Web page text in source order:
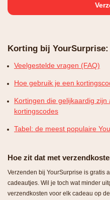
Korting bij
Veelgestelde vragen (FAQ)
Hoe gebruik je een
Kortingen die gelijkaardig zijn
kortingscodes
Tabel: de meest populaire
Hoe zit dat met
Verzenden bij YourSurprise is gratis
cadeautjes. Wil je toch wat minder
verzendkosten voor elk cadeau op